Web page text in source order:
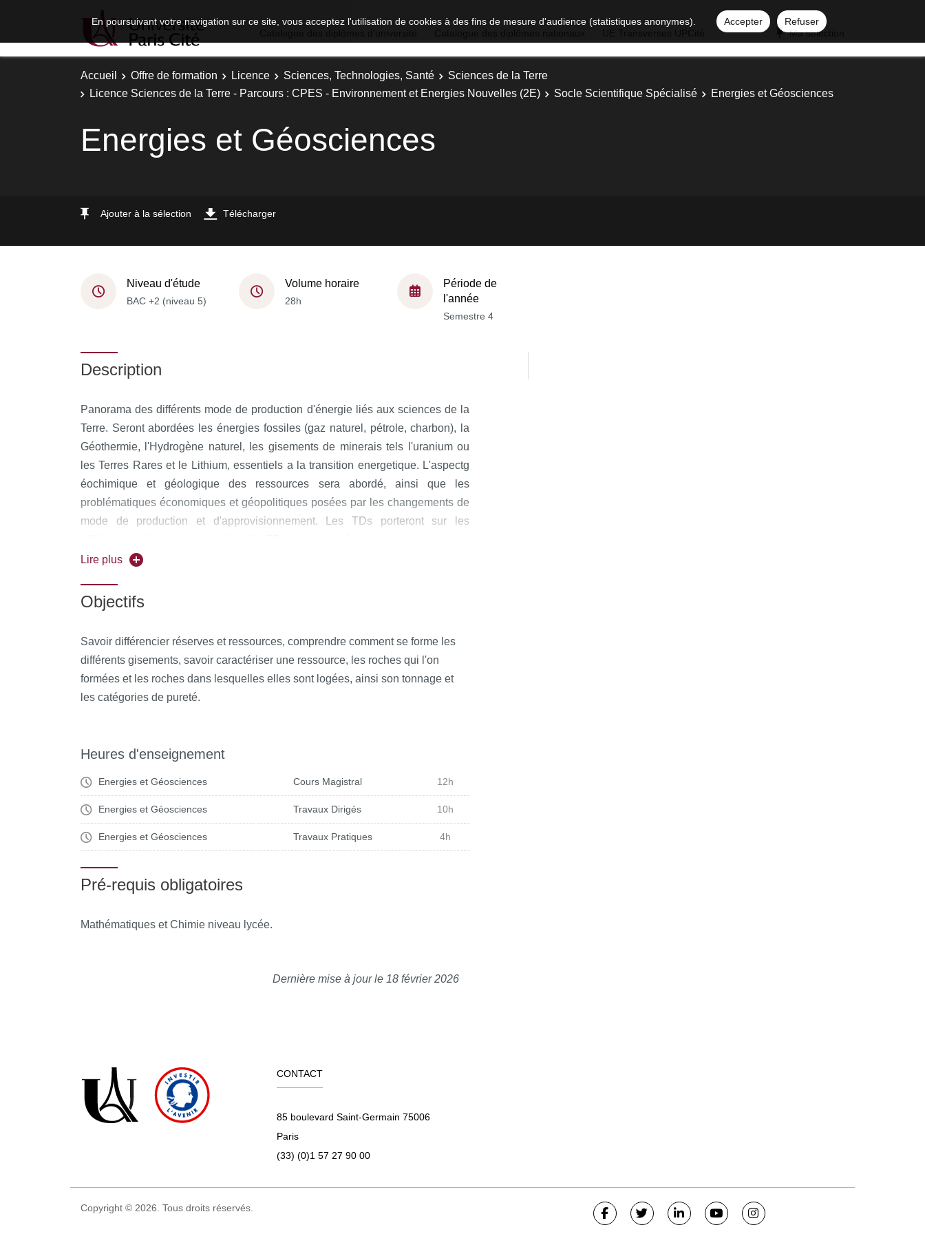
En poursuivant votre navigation sur ce site, vous acceptez l'utilisation de cookies à des fins de mesure d'audience (statistiques anonymes). Accepter
Refuser
Ma sélection
Accueil Offre de formation Licence Sciences, Technologies, Santé
Sciences de la Terre
Licence Sciences de la Terre - Parcours : CPES - Environnement et Energies Nouvelles (2E)
Socle Scientifique Spécialisé Energies et Géosciences
Energies et Géosciences
Ajouter à la sélection Télécharger
Niveau d'étude
BAC +2 (niveau 5)
Volume horaire
28h
Période de
l'année
Semestre 4
Description
Panorama des différents mode de production d'énergie liés aux sciences de la
Terre. Seront abordées les énergies fossiles (gaz naturel, pétrole, charbon), la
Géothermie, l'Hydrogène naturel, les gisements de minerais tels l'uranium ou
les Terres Rares et le Lithium, essentiels a la transition energetique. L'aspectg
éochimique et géologique des ressources sera abordé, ainsi que les
problématiques économiques et géopolitiques posées par les changements de
mode de production et d'approvisionnement. Les TDs porteront sur les
musée de minéralogie de la planète sur les metaux critiques utilisés pour les
Recherche d'IFP energies nouvelles aura également lieu.
Lire plus
Objectifs
Savoir différencier réserves et ressources, comprendre comment se forme les
différents gisements, savoir caractériser une ressource, les roches qui l'on
formées et les roches dans lesquelles elles sont logées, ainsi son tonnage et
les catégories de pureté.
Heures d'enseignement
Energies et Géosciences Cours Magistral 12h
Energies et Géosciences Travaux Dirigés 10h
Energies et Géosciences Travaux Pratiques 4h
Pré-requis obligatoires
Mathématiques et Chimie niveau lycée.
Dernière mise à jour le 18 février 2026
CONTACT
85 boulevard Saint-Germain 75006
Paris
(33) (0)1 57 27 90 00
Copyright © 2026. Tous droits réservés.